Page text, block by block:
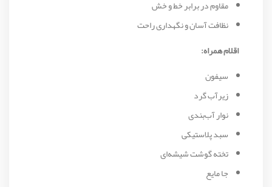
مقاوم در برابر خط و خش
نظافت آسان و نگهداری راحت
اقلام همراه:
سیفون
زیرآب گرد
نوار آب‌بندی
سبد پلاستیکی
تخته گوشت شیشه‌ای
جا مایع